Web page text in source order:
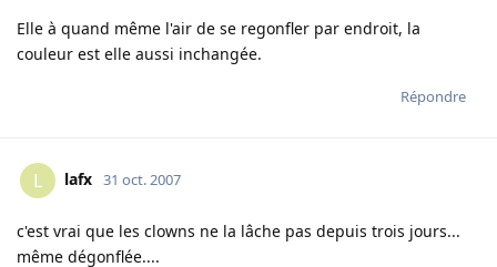
Elle à quand même l'air de se regonfler par endroit, la
couleur est elle aussi inchangée.
Répondre
L lafx 31 oct. 2007
c'est vrai que les clowns ne la lâche pas depuis trois jours...
même dégonflée....